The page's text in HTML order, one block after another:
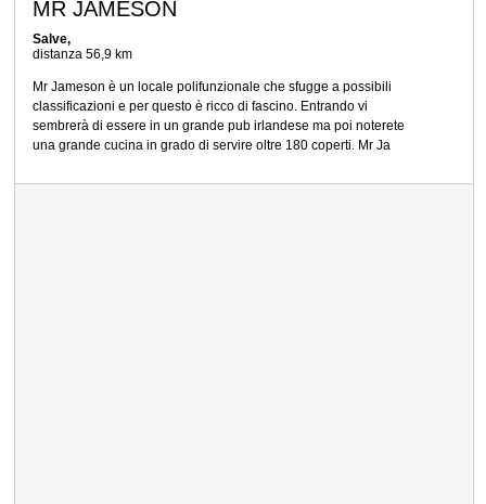
MR JAMESON
Salve,
distanza 56,9 km
Mr Jameson è un locale polifunzionale che sfugge a possibili
classificazioni e per questo è ricco di fascino. Entrando vi
sembrerà di essere in un grande pub irlandese ma poi noterete
una grande cucina in grado di servire oltre 180 coperti. Mr Ja